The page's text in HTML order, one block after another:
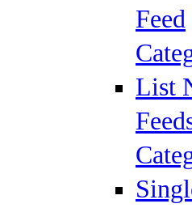
Feed
List